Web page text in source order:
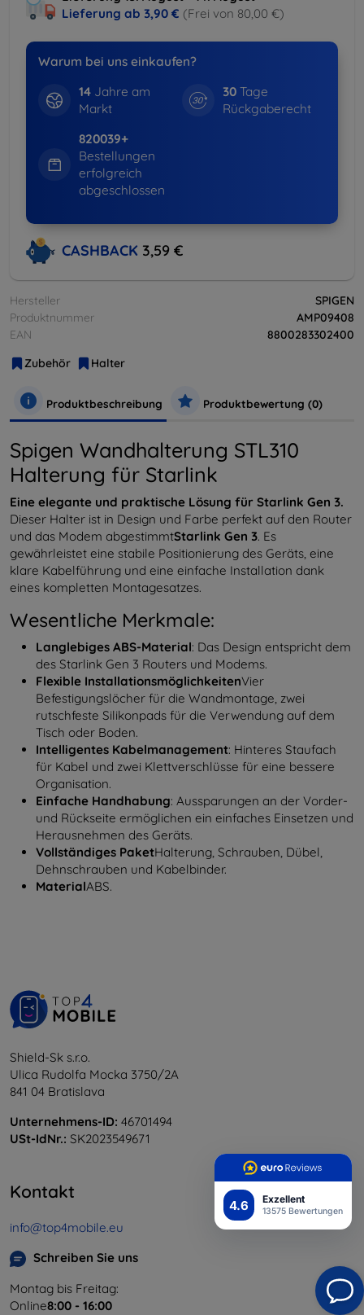
4.6 Exzellent
13575 Bewertungen
Lieferung ab 3,90 € (Frei von 80,00 €)
Warum bei uns einkaufen?
14Jahre am
Markt
30 Tage
Rückgaberecht
820039+
Bestellungen
erfolgreich
abgeschlossen
CASHBACK 3,59 €
Hersteller
SPIGEN
Produktnummer
AMP09408
EAN
8800283302400
Zubehör
Halter
Produktbeschreibung Produktbewertung (0)
Spigen Wandhalterung STL310
Halterung für Starlink
Eine elegante und praktische Lösung für Starlink Gen 3.
Dieser Halter ist in Design und Farbe perfekt auf den Router
und das Modem abgestimmtStarlink Gen 3. Es
gewährleistet eine stabile Positionierung des Geräts, eine
klare Kabelführung und eine einfache Installation dank
eines kompletten Montagesatzes.
Wesentliche Merkmale:
Langlebiges ABS-Material: Das Design entspricht dem
des Starlink Gen 3 Routers und Modems.
Flexible InstallationsmöglichkeitenVier
Befestigungslöcher für die Wandmontage, zwei
rutschfeste Silikonpads für die Verwendung auf dem
Tisch oder Boden.
Intelligentes Kabelmanagement: Hinteres Staufach
für Kabel und zwei Klettverschlüsse für eine bessere
Organisation.
Einfache Handhabung: Aussparungen an der Vorder-
und Rückseite ermöglichen ein einfaches Einsetzen und
Herausnehmen des Geräts.
Vollständiges PaketHalterung, Schrauben, Dübel,
Dehnschrauben und Kabelbinder.
MaterialABS.
Shield-Sk s.r.o.
Ulica Rudolfa Mocka 3750/2A
841 04 Bratislava
Unternehmens-ID: 46701494
USt-IdNr.: SK2023549671
Kontakt
info@top4mobile.eu
Schreiben Sie uns
Montag bis Freitag:
Online8:00 - 16:00